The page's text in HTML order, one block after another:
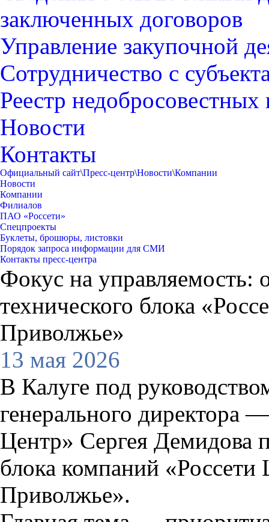
заключенных договоров
Управление закупочной
Сотрудничество с
Реестр
Новости
Контакты
Официальный сайт\Пресс-центр\Новости\Компании
Новости
Компании
Филиалов
ПАО «Россети»
Спецпроекты
Буклеты, брошюры, листовки
Порядок запроса информации для СМИ
Контакты пресс-центра
Фокус на управляемость:
технического блока
Приволжье»
13 мая 2026
В Калуге под
генерального директора
Центр» Сергея Демидова
блока компаний
Приволжье».